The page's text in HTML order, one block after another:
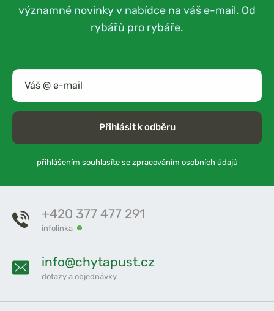
významné novinky v nabídce na váš e-mail. Od
rybářů pro rybáře.
Přihlásit k odběru
přihlášením souhlasíte se zpracováním osobních údajů
+420 377 477 291
infolinka
info@chytapust.cz
dotazy a objednávky